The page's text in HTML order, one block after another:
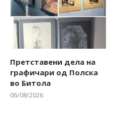
Претставени дела на
графичари од Полска
во Битола
06/08/2026